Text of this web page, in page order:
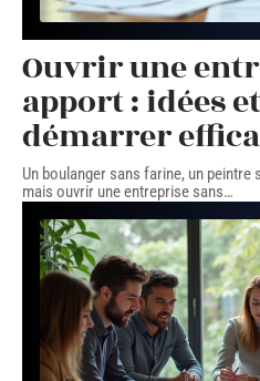
Ouvrir une
apport : idées
démarrer
Un boulanger sans farine, un peintre
mais ouvrir une entreprise sans…